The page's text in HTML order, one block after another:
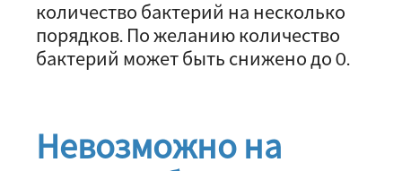
количество бактерий на несколько
порядков. По желанию количество
бактерий может быть снижено до 0.
Невозможно на